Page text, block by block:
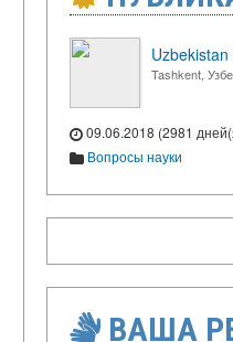
Tashkent,
09.06.2018 (2981
Вопросы науки
ВАША